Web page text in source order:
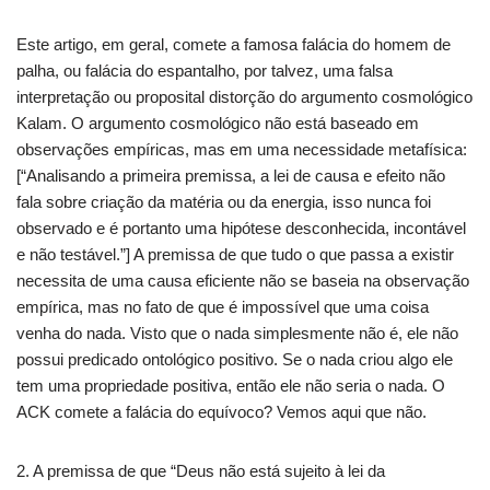
Este artigo, em geral, comete a famosa falácia do homem de
palha, ou falácia do espantalho, por talvez, uma falsa
interpretação ou proposital distorção do argumento cosmológico
Kalam. O argumento cosmológico não está baseado em
observações empíricas, mas em uma necessidade metafísica:
[“Analisando a primeira premissa, a lei de causa e efeito não
fala sobre criação da matéria ou da energia, isso nunca foi
observado e é portanto uma hipótese desconhecida, incontável
e não testável.”] A premissa de que tudo o que passa a existir
necessita de uma causa eficiente não se baseia na observação
empírica, mas no fato de que é impossível que uma coisa
venha do nada. Visto que o nada simplesmente não é, ele não
possui predicado ontológico positivo. Se o nada criou algo ele
tem uma propriedade positiva, então ele não seria o nada. O
ACK comete a falácia do equívoco? Vemos aqui que não.
2. A premissa de que “Deus não está sujeito à lei da